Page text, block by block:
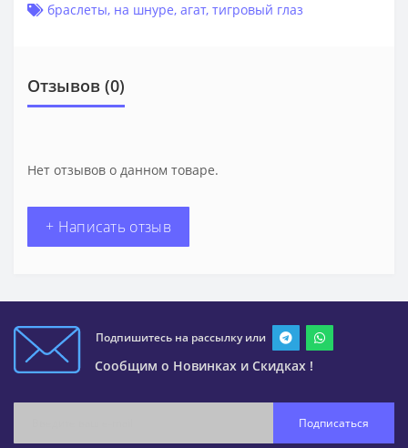
браслеты, на шнуре, агат, тигровый глаз
Отзывов (0)
Нет отзывов о данном товаре.
+ Написать отзыв
Подпишитесь на рассылку или
Сообщим о Новинках и Скидках !
Подписаться